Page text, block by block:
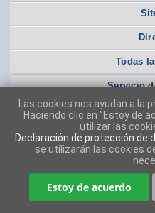
Todas
Servicio
Las cookies nos ayudan a la
Haciendo clic en "Estoy de
utilizar las
Declaración de protección de
se utilizarán las cookies